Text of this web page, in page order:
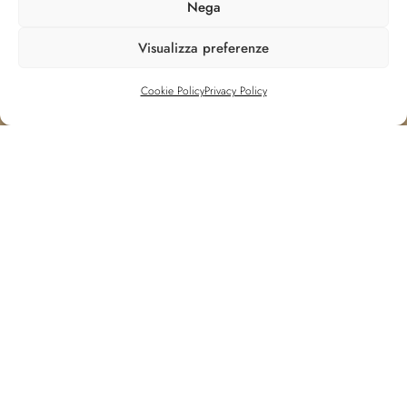
Nega
Visualizza preferenze
Cookie PolicyPrivacy Policy